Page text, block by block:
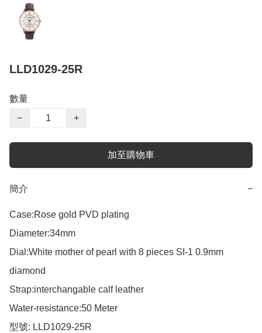
LLD1029-25R
數量
−
+
加至購物車
簡介 −
Case:Rose gold PVD plating
Diameter:34mm
Dial:White mother of pearl with 8 pieces SI-1 0.9mm
diamond
Strap:interchangable calf leather
Water-resistance:50 Meter
型號: LLD1029-25R